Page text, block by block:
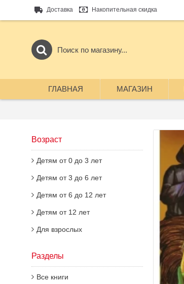
Доставка Накопительная скидка
ГЛАВНАЯ МАГАЗИН
Возраст
Детям от 0 до 3 лет
Детям от 3 до 6 лет
Детям от 6 до 12 лет
Детям от 12 лет
Для взрослых
Разделы
Все книги